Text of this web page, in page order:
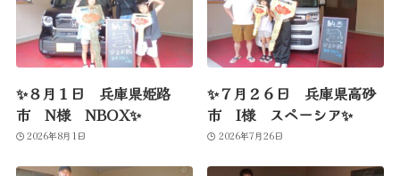
✨８月１日 兵庫県姫路
市 N様 NBOX✨
2026年8月1日
✨７月２６日 兵庫県高砂
市 I様 スペーシア✨
2026年7月26日